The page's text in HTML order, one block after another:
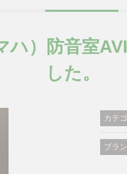
ハ）防音室
した。
カテ
ブラ